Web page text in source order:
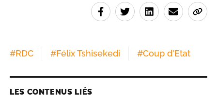
#RDC #Félix Tshisekedi #Coup d'Etat
LES CONTENUS LIÉS